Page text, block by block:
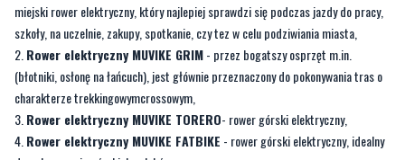
(błotniki, osłonę na łańcuch), jest głównie przeznaczony do pokonywania tras o
charakterze trekkingowymcrossowym,
Rower elektryczny MUVIKE TORERO- rower górski elektryczny,
Rower elektryczny MUVIKE FATBIKE- rower górski elektryczny, idealny
do pokonywania górskich szlaków,
Rower elektryczny MUVIKE MOBIL- składany rower elektryczny,
najlepsza opcja dla osób podróżujących,